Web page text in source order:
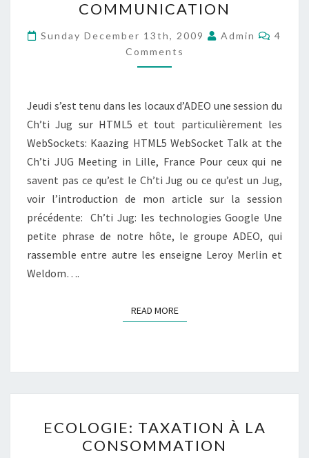
ET
AUTRES
PROTOCOLE
DE
COMMUNICATION
Sunday December 13th, 2009 Admin
4
Comments
Jeudi s’est tenu dans les locaux d’ADEO une session du
Ch’ti Jug sur HTML5 et tout particulièrement les
WebSockets: Kaazing HTML5 WebSocket Talk at the
Ch’ti JUG Meeting in Lille, France Pour ceux qui ne
savent pas ce qu’est le Ch’ti Jug ou ce qu’est un Jug,
voir l’introduction de mon article sur la session
précédente: Ch’ti Jug: les technologies Google Une
petite phrase de notre hôte, le groupe ADEO, qui
rassemble entre autre les enseigne Leroy Merlin et
Weldom….
READ MOREREAD MORE
TAXATION
À
ECOLOGIE: TAXATION À LA
CONSOMMATION